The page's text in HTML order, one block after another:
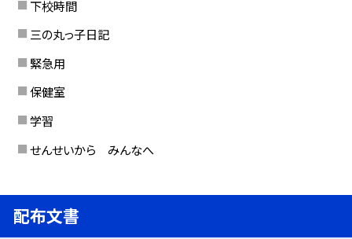
下校時間
三の丸っ子日記
緊急用
保健室
学習
せんせいから みんなへ
配布文書